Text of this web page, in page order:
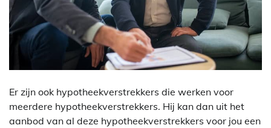
Er zijn ook hypotheekverstrekkers die werken voor
meerdere hypotheekverstrekkers. Hij kan dan uit het
aanbod van al deze hypotheekverstrekkers voor jou een